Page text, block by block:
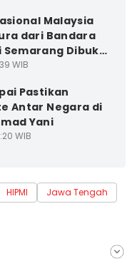
Malaysia
dari Bandara
Semarang Dibuka
WIB
Pastikan
Antar Negara di
Yani
WIB
HIPMI
Jawa Tengah